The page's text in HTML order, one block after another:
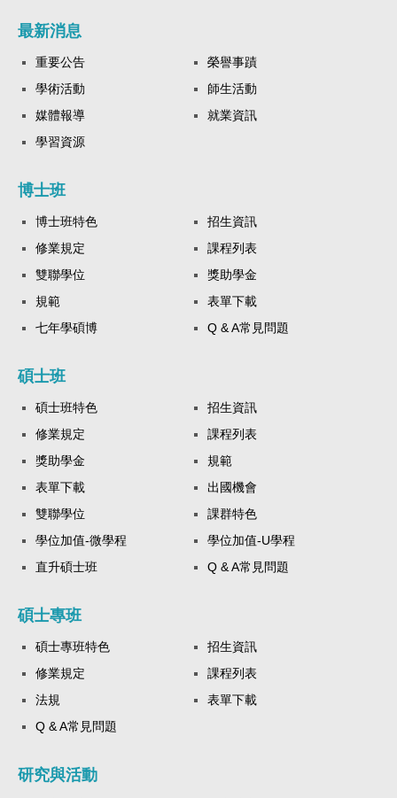
最新消息
重要公告
榮譽事蹟
學術活動
師生活動
媒體報導
就業資訊
學習資源
博士班
博士班特色
招生資訊
修業規定
課程列表
雙聯學位
獎助學金
規範
表單下載
七年學碩博
Q & A常見問題
碩士班
碩士班特色
招生資訊
修業規定
課程列表
獎助學金
規範
表單下載
出國機會
雙聯學位
課群特色
學位加值-微學程
學位加值-U學程
直升碩士班
Q & A常見問題
碩士專班
碩士專班特色
招生資訊
修業規定
課程列表
法規
表單下載
Q & A常見問題
研究與活動